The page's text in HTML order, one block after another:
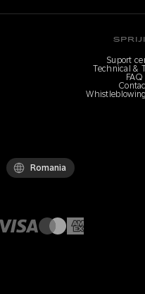
Suport
Technical &
FAQ
Romania